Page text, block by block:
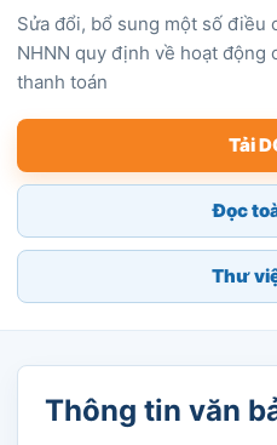
Sửa đổi, bổ sung một số
NHNN quy định về hoạt động
thanh toán
Tải
Đọc
Thư
Thông tin văn